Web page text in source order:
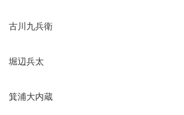
古川九兵衛
堀辺兵太
箕浦大内蔵